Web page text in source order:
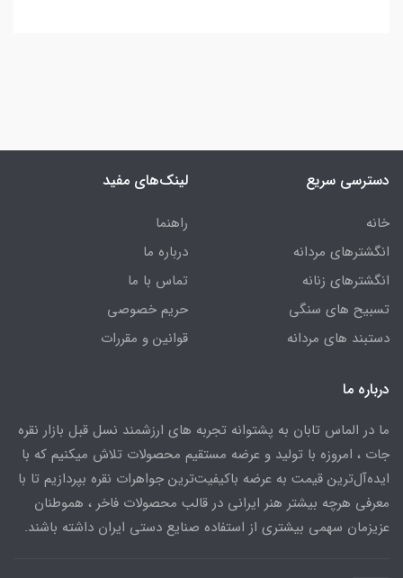
دسترسی سریع
خانه
انگشترهای مردانه
انگشترهای زنانه
تسبیح های سنگی
دستبند های مردانه
لینک‌های مفید
راهنما
درباره ما
تماس با ما
حریم خصوصی
قوانین و مقررات
درباره ما
ما در الماس تابان به پشتوانه تجربه های ارزشمند نسل قبل بازار نقره
جات ، امروزه با تولید و عرضه مستقیم محصولات تلاش میکنیم که با
ایده‌آل‌ترین قیمت به عرضه باکیفیت‌ترین جواهرات نقره بپردازیم تا با
معرفی هرچه بیشتر هنر ایرانی در قالب محصولات فاخر ، هموطنان
عزیزمان سهمی بیشتری از استفاده صنایع دستی ایران داشته باشند.